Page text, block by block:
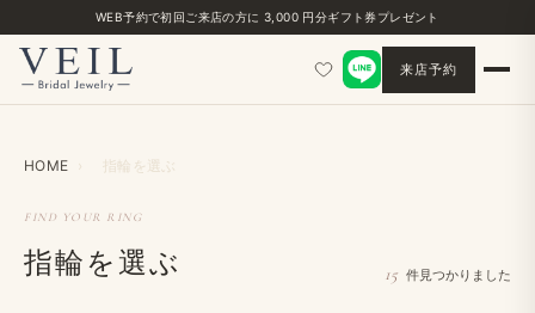
WEB予約で​初回ご来店の​方に​ 3,000 円分ギフト券プレゼント
来店予約
HOME › 指輪を​選ぶ
FIND YOUR RING
指輪を選ぶ 15 件見つかりました